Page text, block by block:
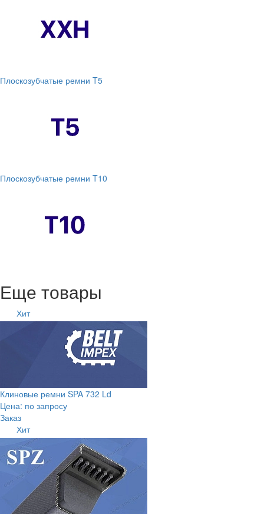
Плоскозубчатые ремни T5
Плоскозубчатые ремни T10
Еще товары
Хит
Клиновые ремни SPA 732 Ld
Цена: по запросу
Заказ
Хит